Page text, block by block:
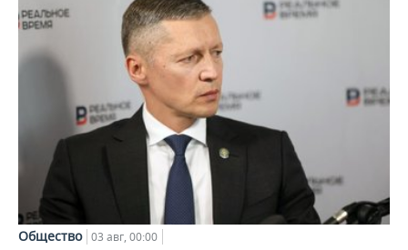
Общество 03 авг, 00:00